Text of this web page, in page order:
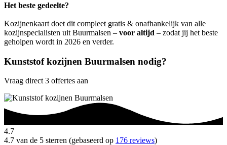
Het beste gedeelte?
Kozijnenkaart doet dit compleet gratis & onafhankelijk van alle
kozijnspecialisten uit Buurmalsen – voor altijd – zodat jij het beste
geholpen wordt in 2026 en verder.
Kunststof kozijnen Buurmalsen nodig?
Vraag direct 3 offertes aan
4.7
4.7 van de 5 sterren (gebaseerd op 176 reviews)